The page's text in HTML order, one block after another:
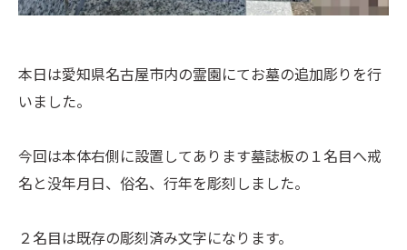
本日は愛知県名古屋市内の霊園にてお墓の追加彫りを行
いました。
今回は本体右側に設置してあります墓誌板の１名目へ戒
名と没年月日、俗名、行年を彫刻しました。
２名目は既存の彫刻済み文字になります。